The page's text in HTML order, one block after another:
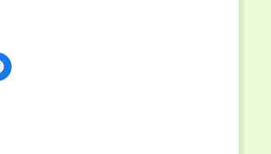
Click
to